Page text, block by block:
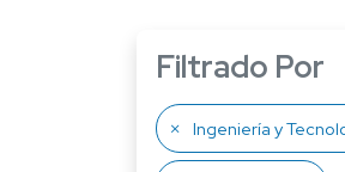
Filtrado Por
Ingeniería y